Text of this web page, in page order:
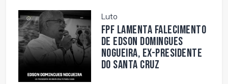
Luto
FPF lamenta falecimento
de Edson Domingues
Nogueira, ex-presidente
do Santa Cruz